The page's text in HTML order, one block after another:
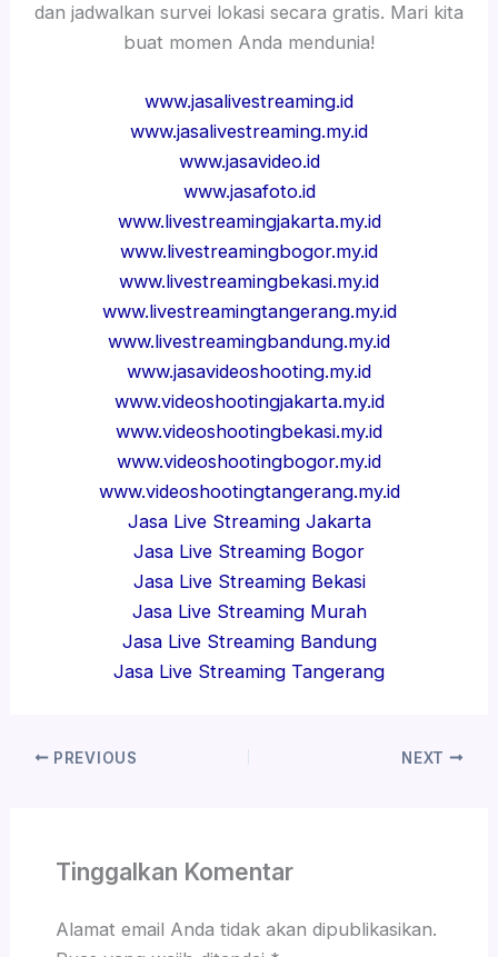
dan jadwalkan survei lokasi secara gratis. Mari kita
buat momen Anda mendunia!
www.jasalivestreaming.id
www.jasalivestreaming.my.id
www.jasavideo.id
www.jasafoto.id
www.livestreamingjakarta.my.id
www.livestreamingbogor.my.id
www.livestreamingbekasi.my.id
www.livestreamingtangerang.my.id
www.livestreamingbandung.my.id
www.jasavideoshooting.my.id
www.videoshootingjakarta.my.id
www.videoshootingbekasi.my.id
www.videoshootingbogor.my.id
www.videoshootingtangerang.my.id
Jasa Live Streaming Jakarta
Jasa Live Streaming Bogor
Jasa Live Streaming Bekasi
Jasa Live Streaming Murah
Jasa Live Streaming Bandung
Jasa Live Streaming Tangerang
PREVIOUS NEXT
Tinggalkan Komentar
Alamat email Anda tidak akan dipublikasikan.